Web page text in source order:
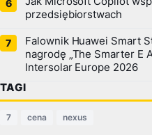
przedsiębiorstwach
Falownik Huawei Smart
nagrodę „The Smarter E
Intersolar Europe 2026
TAGI
7 cena nexus